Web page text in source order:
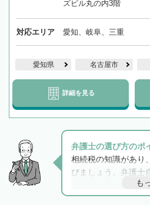
ズビル丸の内3階
対応エリア 愛知、岐阜、三重
愛知県 名古屋市
詳細を見る
弁護士の選び方のポ
相続税の知識があり
びましょう。弁護士
と他士業との連携も
解決のみならず相続
も